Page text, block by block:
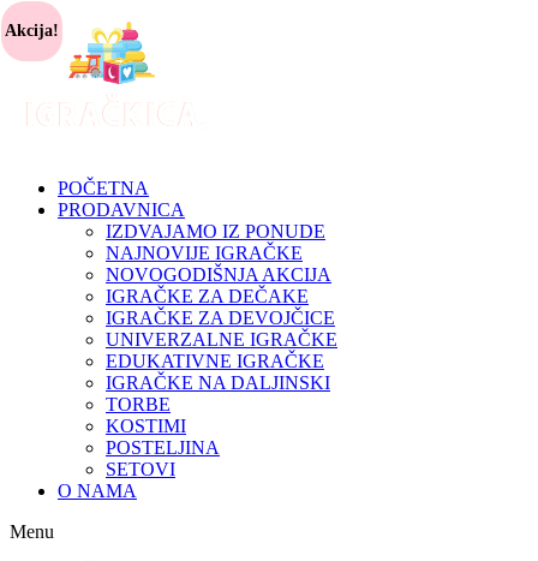
POČETNA
PRODAVNICA
IZDVAJAMO IZ PONUDE
NAJNOVIJE IGRAČKE
NOVOGODIŠNJA AKCIJA
IGRAČKE ZA DEČAKE
IGRAČKE ZA DEVOJČICE
UNIVERZALNE IGRAČKE
EDUKATIVNE IGRAČKE
IGRAČKE NA DALJINSKI
TORBE
KOSTIMI
POSTELJINA
SETOVI
O NAMA
Menu
Akcija!